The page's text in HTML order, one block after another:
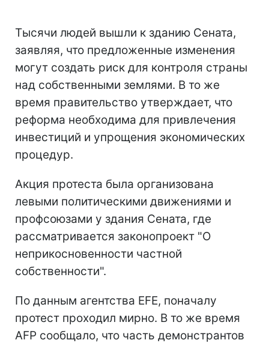
Тысячи людей вышли к зданию Сената,
заявляя, что предложенные изменения
могут создать риск для контроля страны
над собственными землями. В то же
время правительство утверждает, что
реформа необходима для привлечения
инвестиций и упрощения экономических
процедур.
Акция протеста была организована
левыми политическими движениями и
профсоюзами у здания Сената, где
рассматривается законопроект "О
неприкосновенности частной
собственности".
По данным агентства EFE, поначалу
протест проходил мирно. В то же время
AFP сообщало, что часть демонстрантов